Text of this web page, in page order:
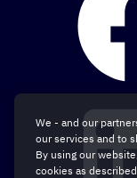
We - and our
our services and to
By using our
cookies as